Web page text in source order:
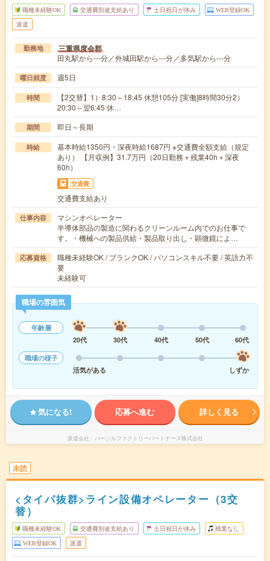
職種未経験OK 交通費別途支給あり 土日祝日が休み WEB登録OK
派遣
勤務地 三重県度会郡
田丸駅から---分／外城田駅から---分／多気駅から---分
曜日頻度 週5日
時間
【2交替】1）8:30～18:45 休憩105分 [実働]8時間30分2）
20:30～翌6:45 休…
期間 即日～長期
時給
基本時給1350円・深夜時給1687円 ※交通費全額支給（規定
あり） 【月収例】31.7万円（20日勤務＋残業40h＋深夜
60h）
交通費
交通費支給あり
仕事内容
マシンオペレーター
半導体部品の製造に関わるクリーンルーム内でのお仕事で
す。・機械への製品供給・製品取り出し・顕微鏡によ…
応募資格
職種未経験OK / ブランクOK / パソコンスキル不要 / 英語力不
要
未経験可
職場の雰囲気
年齢層
20代
30代 40代 50代
60代
職場の様子
活気がある
しずか
気になる! 応募へ進む 詳しく見る
派遣会社 パーソルファクトリーパートナーズ株式会社
未読
<タイパ抜群>ライン設備オペレーター（3交
替）
職種未経験OK 交通費別途支給あり 土日祝日が休み 残業なし
WEB登録OK 派遣